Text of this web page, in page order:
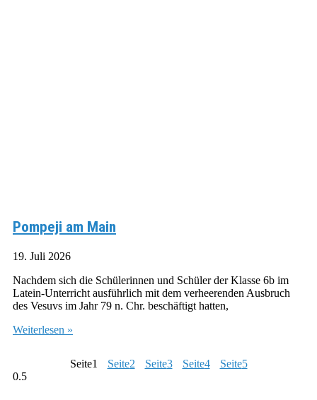
Pompeji am Main
19. Juli 2026
Nachdem sich die Schülerinnen und Schüler der Klasse 6b im
Latein-Unterricht ausführlich mit dem verheerenden Ausbruch
des Vesuvs im Jahr 79 n. Chr. beschäftigt hatten,
Weiterlesen »
Seite1 Seite2 Seite3 Seite4 Seite5